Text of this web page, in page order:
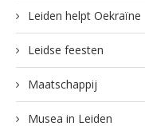
Leiden helpt Oekraïne
Leidse feesten
Maatschappij
Musea in Leiden